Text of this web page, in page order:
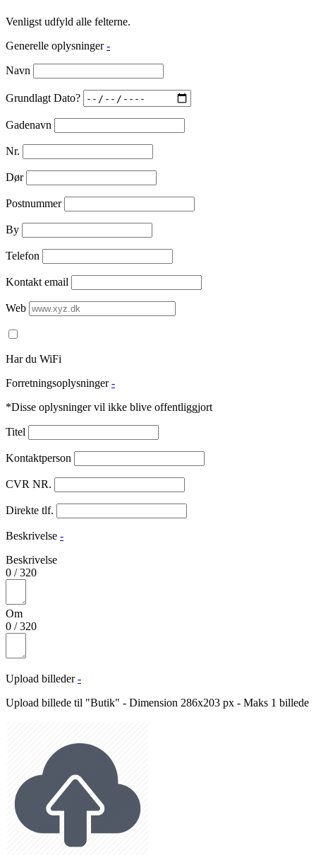
Venligst udfyld alle felterne.
Generelle oplysninger -
Navn
Grundlagt Dato?
Gadenavn
Nr.
Dør
Postnummer
By
Telefon
Kontakt email
Web
Har du WiFi
Forretningsoplysninger -
*Disse oplysninger vil ikke blive offentliggjort
Titel
Kontaktperson
CVR NR.
Direkte tlf.
Beskrivelse -
Beskrivelse
0 /320
Om
0 /320
Upload billeder -
Upload billede til "Butik" - Dimension 286x203 px - Maks 1 billede